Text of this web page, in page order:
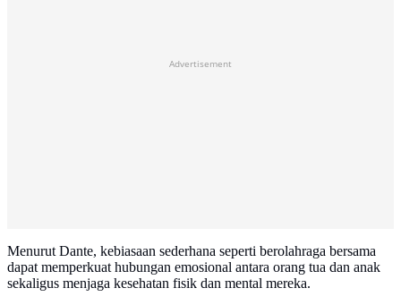
Advertisement
Menurut Dante, kebiasaan sederhana seperti berolahraga bersama
dapat memperkuat hubungan emosional antara orang tua dan anak
sekaligus menjaga kesehatan fisik dan mental mereka.